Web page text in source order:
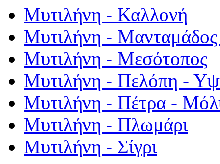
Μυτιλήνη - Καλλονή
Μυτιλήνη - Μανταμάδος
Μυτιλήνη - Μεσότοπος
Μυτιλήνη - Πελόπη -
Μυτιλήνη - Πέτρα -
Μυτιλήνη - Πλωμάρι
Μυτιλήνη - Σίγρι